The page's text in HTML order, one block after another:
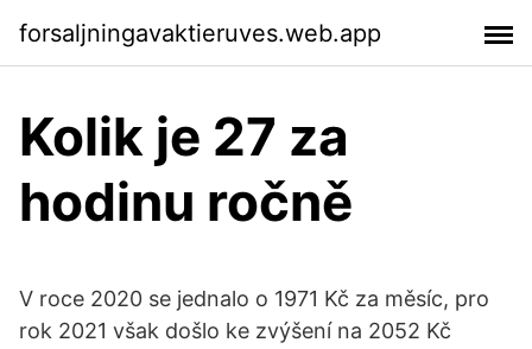
forsaljningavaktieruves.web.app
Kolik je 27 za
hodinu ročně
V roce 2020 se jednalo o 1971 Kč za měsíc, pro
rok 2021 však došlo ke zvýšení na 2052 Kč